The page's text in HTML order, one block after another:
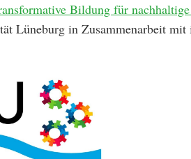
Bildung für
Lüneburg in Zusammenarbeit